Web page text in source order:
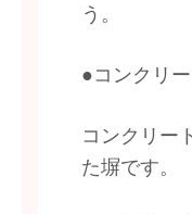
う。
●コンクリ
コンクリー
た塀です。